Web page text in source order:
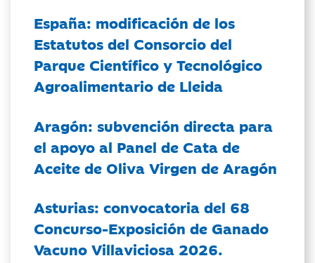
España: modificación de los
Estatutos del Consorcio del
Parque Científico y Tecnológico
Agroalimentario de Lleida
Aragón: subvención directa para
el apoyo al Panel de Cata de
Aceite de Oliva Virgen de Aragón
Asturias: convocatoria del 68
Concurso-Exposición de Ganado
Vacuno Villaviciosa 2026.